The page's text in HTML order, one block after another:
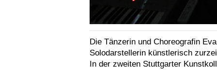
Die Tänzerin und Choreografin
Solodarstellerin künstlerisch
In der zweiten Stuttgarter